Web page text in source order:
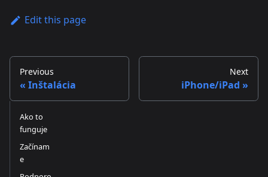
Edit this page
Previous
Inštalácia
Next
iPhone/iPad
Ako to
funguje
Začínam
e